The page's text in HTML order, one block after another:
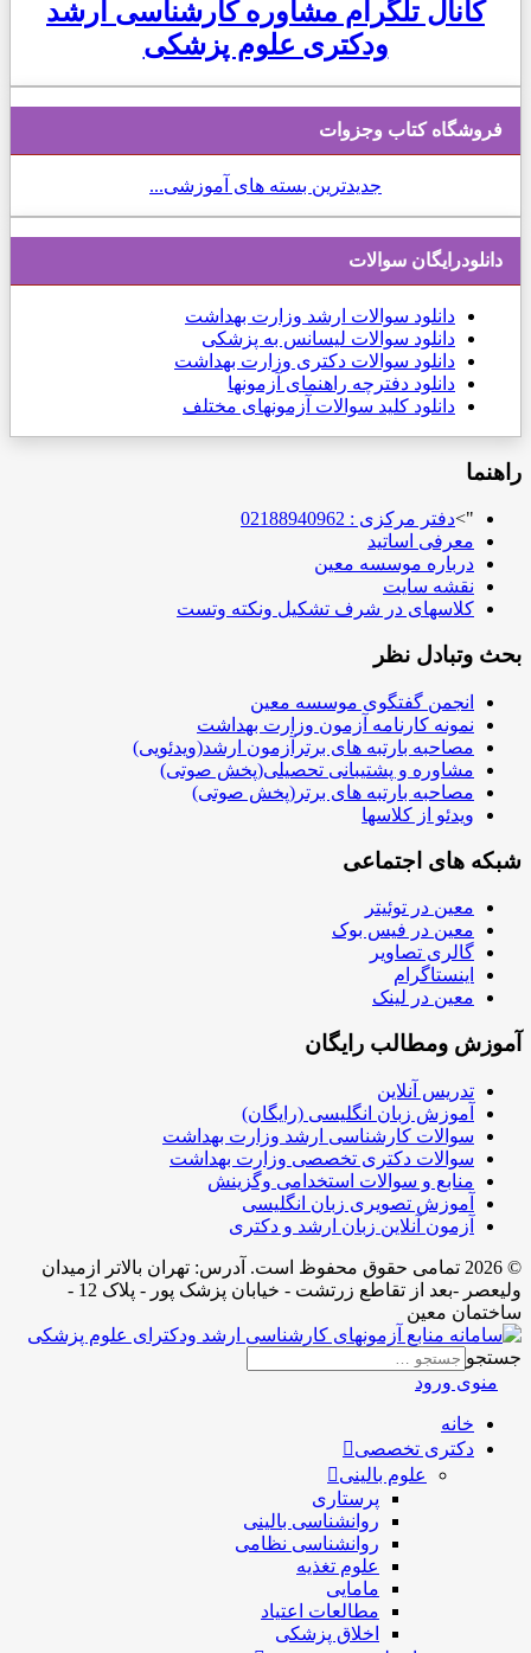
کانال تلگرام مشاوره کارشناسی ارشد
ودکتری علوم پزشکی
فروشگاه کتاب وجزوات
جدیدترین بسته های آموزشی...
دانلودرایگان سوالات
دانلود سوالات ارشد وزارت بهداشت
دانلود سوالات لیسانس به پزشکی
دانلود سوالات دکتری وزارت بهداشت
دانلود دفترچه راهنمای آزمونها
دانلود کلید سوالات آزمونهای مختلف
راهنما
">دفتر مرکزی : 02188940962
معرفی اساتید
درباره موسسه معین
نقشه سایت
کلاسهای در شرف تشکیل ونکته وتست
بحث وتبادل نظر
انجمن گفتگوی موسسه معین
نمونه کارنامه آزمون وزارت بهداشت
مصاحبه بارتبه های برترآزمون ارشد(ویدئویی)
مشاوره و پشتیبانی تحصیلی(پخش صوتی)
مصاحبه بارتبه های برتر(پخش صوتی)
ویدئو از کلاسها
شبکه های اجتماعی
معین در توئیتر
معین در فیس بوک
گالری تصاویر
اینستاگرام
معین در لینک
آموزش ومطالب رایگان
تدریس آنلاین
آموزش زبان انگلیسی (رایگان)
سوالات کارشناسی ارشد وزارت بهداشت
سوالات دکتری تخصصی وزارت بهداشت
منابع و سوالات استخدامی وگزینش
آموزش تصویری زبان انگلیسی
آزمون آنلاین زبان ارشد و دکتری
© 2026 تمامی حقوق محفوظ است. آدرس:‌ تهران بالاتر ازمیدان
ولیعصر -بعد از تقاطع زرتشت - خیابان پزشک پور - پلاک 12 -
ساختمان معین
جستجو
منوی ورود
خانه
دکتری تخصصی
علوم بالینی
پرستاری
روانشناسی بالینی
روانشناسی نظامی
علوم تغذیه
مامایی
مطالعات اعتیاد
اخلاق پزشکی